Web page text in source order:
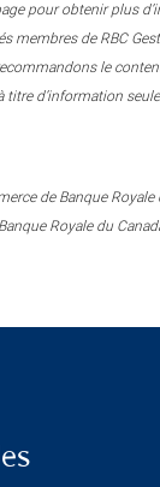
pour obtenir plus
membres de RBC
le
d’information
de Banque Royale
Royale du